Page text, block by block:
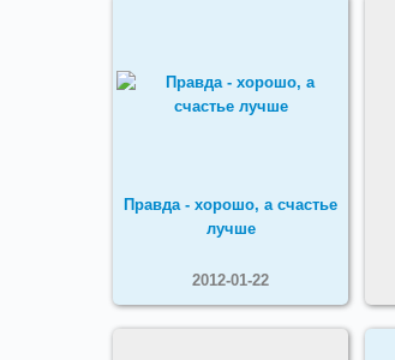
Правда - хорошо, а счастье
лучше
2012-01-22